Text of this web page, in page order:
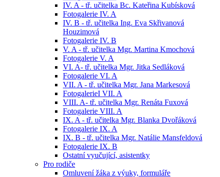
IV. A - tř. učitelka Bc. Kateřina Kubísková
Fotogalerie IV. A
IV. B - tř. učitelka Ing. Eva Skřivanová
Houzimová
Fotogalerie IV. B
V. A - tř. učitelka Mgr. Martina Kmochová
Fotogalerie V. A
VI. A- tř. učitelka Mgr. Jitka Sedláková
Fotogalerie VI. A
VII. A - tř. učitelka Mgr. Jana Markesová
FotogalerieI VII. A
VIII. A- tř. učitelka Mgr. Renáta Fuxová
Fotogalerie VIII. A
IX. A - tř. učitelka Mgr. Blanka Dvořáková
Fotogalerie IX. A
IX. B - tř. učitelka Mgr. Natálie Mansfeldová
Fotogalerie IX. B
Ostatní vyučující, asistentky
Pro rodiče
Omluvení žáka z výuky, formuláře